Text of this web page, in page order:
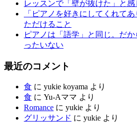
レッスンで「壁が抜けた」と
「ピアノを好きにしてくれて
ただけること
ピアノは「語学」と同じ。だ
ったいない
最近のコメント
食 に yukie koyama より
食 に Yu-Aママ より
Romance に yukie より
グリッサンド に yukie より